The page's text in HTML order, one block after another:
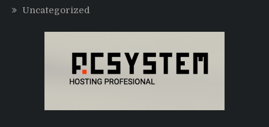
Uncategorized